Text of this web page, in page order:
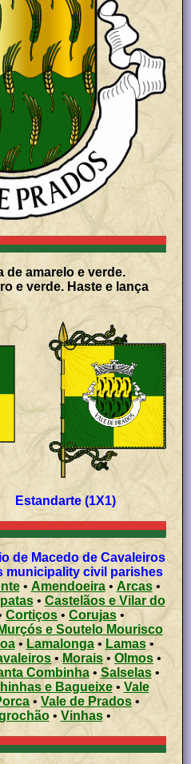
de amarelo e verde.
e verde. Haste e lança
Estandarte (1X1)
de Macedo de Cavaleiros
municipality civil parishes
• Amendoeira• Arcas•
• Castelãos e Vilar do
Cortiços • Corujas •
e Soutelo Mourisco
• Lamalonga• Lamas•
• Morais • Olmos •
Combinha •Salselas•
e Bagueixe • Vale
• Vale de Prados •
• Vinhas•